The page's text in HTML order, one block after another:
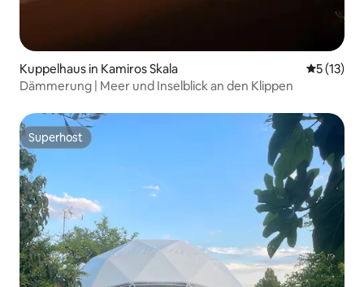
Kuppelhaus in Kamiros Skala
5 (13)
Dämmerung | Meer und Inselblick an den Klippen
Superhost
Superhost